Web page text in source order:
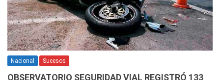
Nacional Sucesos
OBSERVATORIO SEGURIDAD VIAL REGISTRÓ 133